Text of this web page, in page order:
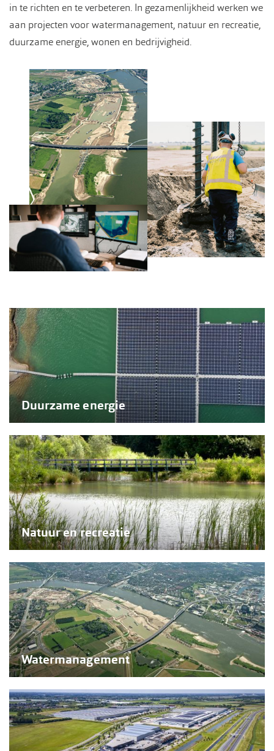
in te richten en te verbeteren. In gezamenlijkheid werken we
aan projecten voor watermanagement, natuur en recreatie,
duurzame energie, wonen en bedrijvigheid.
Duurzame energie
Natuur en recreatie
Watermanagement